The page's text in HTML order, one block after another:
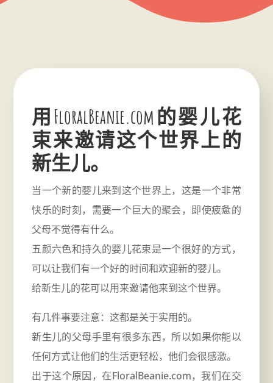
用FloralBeanie.com的婴儿花
束来邀请这个世界上的
新生儿。
当一个新的婴儿来到这个世界上，这是一个非常
快乐的时刻，需要一个巨大的聚会，即使疲惫的
父母不觉得有什么。
五颜六色和持久的婴儿花束是一个很好的方式，
可以让我们有一个好的时间和欢迎新的婴儿。
给新生儿的花可以用来邀请他来到这个世界。
有几件事要注意：这都是关于实用的。
新生儿的父母手里有很多东西，所以如果你能以
任何方式让他们的生活更轻松，他们会很感激。
出于这个原因，在FloralBeanie.com，我们在交